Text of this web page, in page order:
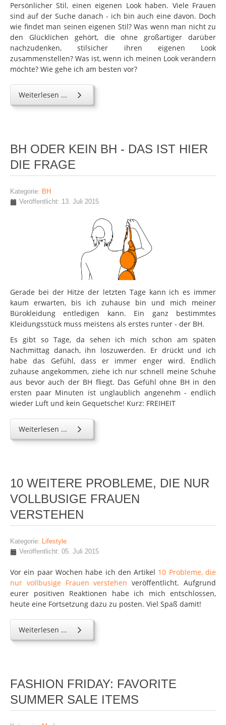
Persönlicher Stil, einen eigenen Look haben. Viele Frauen
sind auf der Suche danach - ich bin auch eine davon. Doch
wie findet man seinen eigenen Stil? Was wenn man nicht zu
den Glücklichen gehört, die ohne großartiger darüber
nachzudenken, stilsicher ihren eigenen Look
zusammenstellen? Was ist, wenn ich meinen Look verändern
möchte? Wie gehe ich am besten vor?
Weiterlesen ...
BH ODER KEIN BH - DAS IST HIER
DIE FRAGE
Kategorie: BH
Veröffentlicht: 13. Juli 2015
Gerade bei der Hitze der letzten Tage kann ich es immer
kaum erwarten, bis ich zuhause bin und mich meiner
Bürokleidung entledigen kann. Ein ganz bestimmtes
Kleidungsstück muss meistens als erstes runter - der BH.
Es gibt so Tage, da sehen ich mich schon am späten
Nachmittag danach, ihn loszuwerden. Er drückt und ich
habe das Gefühl, dass er immer enger wird. Endlich
zuhause angekommen, ziehe ich nur schnell meine Schuhe
aus bevor auch der BH fliegt. Das Gefühl ohne BH in den
ersten paar Minuten ist unglaublich angenehm - endlich
wieder Luft und kein Gequetsche! Kurz: FREIHEIT
Weiterlesen ...
10 WEITERE PROBLEME, DIE NUR
VOLLBUSIGE FRAUEN
VERSTEHEN
Kategorie: Lifestyle
Veröffentlicht: 05. Juli 2015
Vor ein paar Wochen habe ich den Artikel 10 Probleme, die
nur vollbusige Frauen verstehen veröffentlicht. Aufgrund
eurer positiven Reaktionen habe ich mich entschlossen,
heute eine Fortsetzung dazu zu posten. Viel Spaß damit!
Weiterlesen ...
FASHION FRIDAY: FAVORITE
SUMMER SALE ITEMS